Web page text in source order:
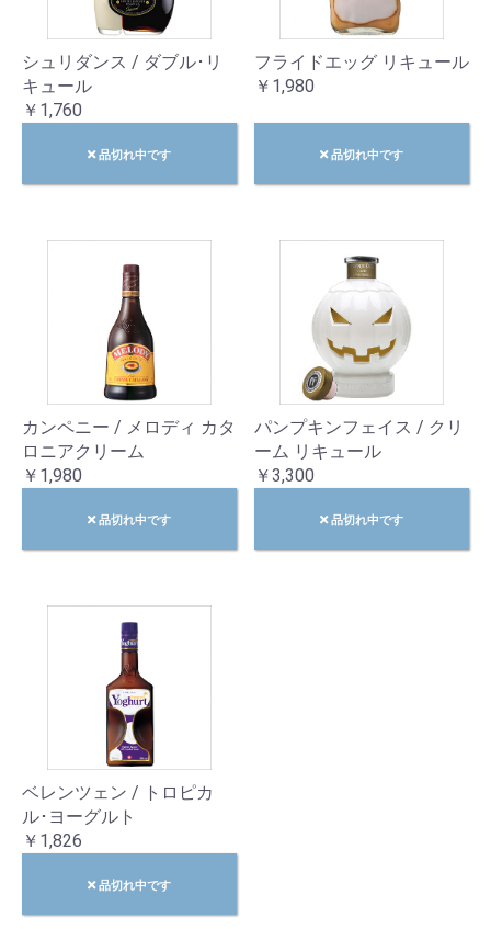
シュリダンス / ダブル･リ
キュール
￥1,760
品切れ中です
フライドエッグ リキュール
￥1,980
品切れ中です
カンペニー / メロディ カタ
ロニアクリーム
￥1,980
品切れ中です
パンプキンフェイス / クリ
ーム リキュール
￥3,300
品切れ中です
ベレンツェン / トロピカ
ル･ヨーグルト
￥1,826
品切れ中です